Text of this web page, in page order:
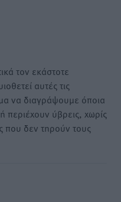
τον εκάστοτε
αυτές τις
να διαγράψουμε όποια
ύβρεις, χωρίς
που δεν τηρούν τους